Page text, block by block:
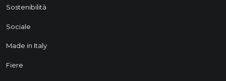
Sostenibilità
Sociale
Made in Italy
Fiere